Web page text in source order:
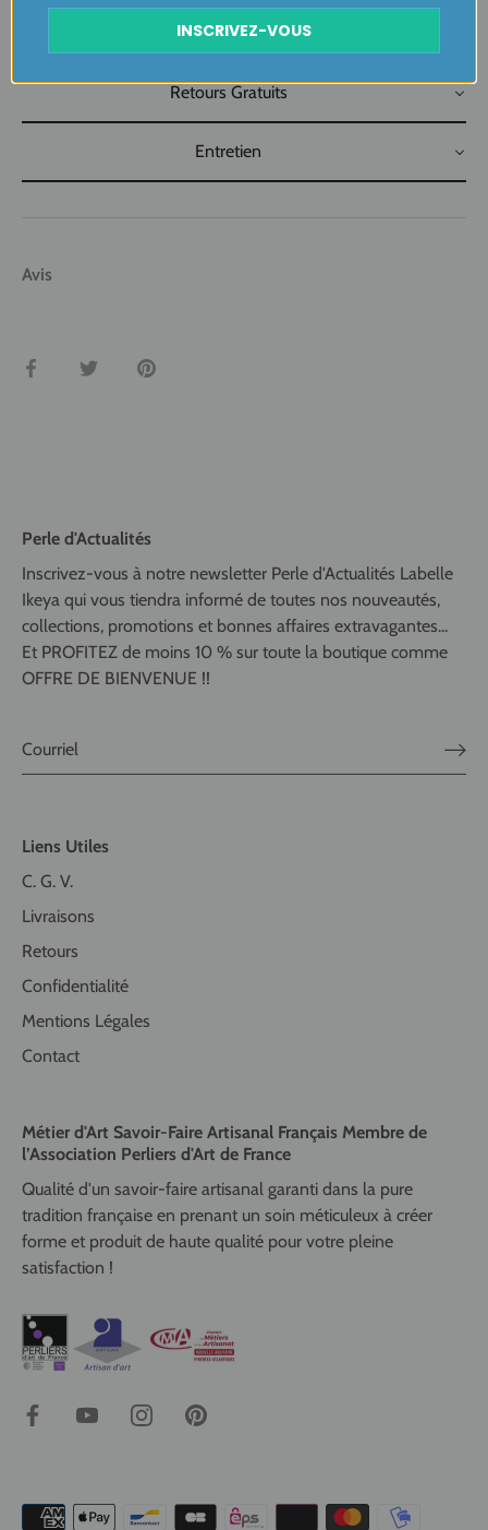
Livraison
Retours Gratuits
Entretien
Avis
Partager TweeterÉpingler
Perle d'Actualités
Inscrivez-vous à notre newsletter Perle d'Actualités Labelle
Ikeya qui vous tiendra informé de toutes nos nouveautés,
collections, promotions et bonnes affaires extravagantes...
Et PROFITEZ de moins 10 % sur toute la boutique comme
OFFRE DE BIENVENUE !!
Liens Utiles
C. G. V.
Livraisons
Retours
Confidentialité
Mentions Légales
Contact
Métier d'Art Savoir-Faire Artisanal Français Membre de
l’Association Perliers d'Art de France
Qualité d'un savoir-faire artisanal garanti dans la pure
tradition française en prenant un soin méticuleux à créer
forme et produit de haute qualité pour votre pleine
satisfaction !
INSCRIVEZ-VOUS